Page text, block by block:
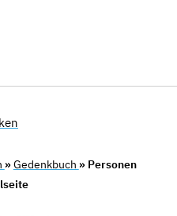
»Gedenkbuch » Personen